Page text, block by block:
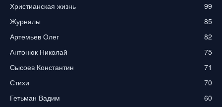
Христианская жизнь
99
Журналы
85
Артемьев Олег
82
Антонюк Николай
75
Сысоев Константин
71
Стихи
70
Гетьман Вадим
60